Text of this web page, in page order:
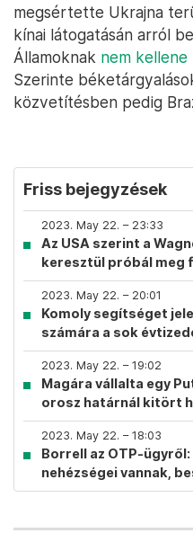
megsértette Ukrajna
kínai látogatásán arról
Államoknak nem
Szerinte
közvetítésben pedig
Friss bejegyzések
2023. May 22. – 23:33
Az USA szerint a
keresztül próbál meg
2023. May 22. – 20:01
Komoly segítséget
számára a sok
2023. May 22. – 19:02
Magára vállalta egy
orosz határnál kitört
2023. May 22. – 18:03
Borrell az OTP-
nehézségei vannak,